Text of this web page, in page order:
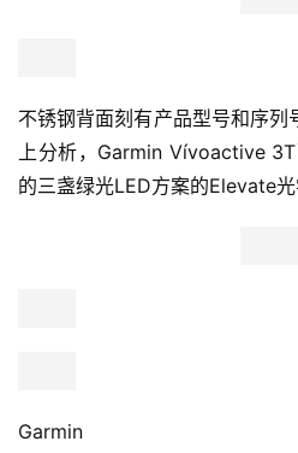
不锈钢背面刻有产品型号和序
上分析，Garmin Vívoactive
的三盏绿光LED方案的Elevate光
Garmin